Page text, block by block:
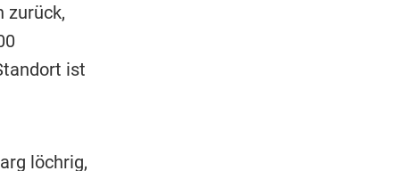
zurück,
ist
löchrig,